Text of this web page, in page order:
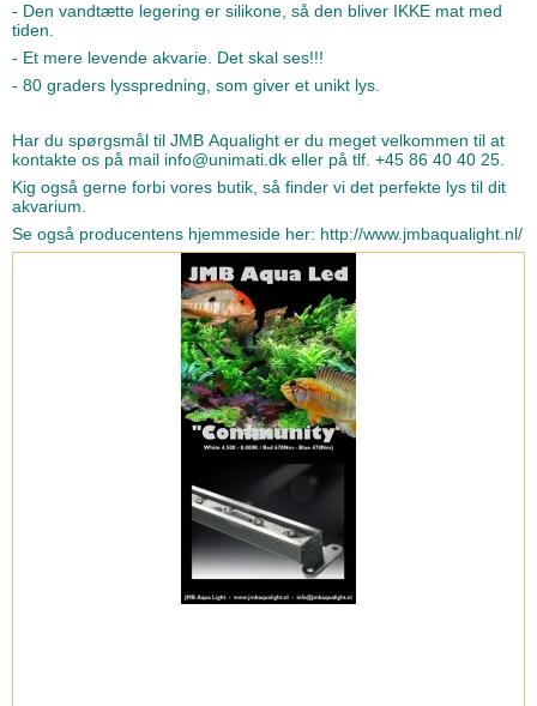
- Den vandtætte legering er silikone, så den bliver IKKE mat med
tiden.
- Et mere levende akvarie. Det skal ses!!!
- 80 graders lysspredning, som giver et unikt lys.
Har du spørgsmål til JMB Aqualight er du meget velkommen til at
kontakte os på mail info@unimati.dk eller på tlf. +45 86 40 40 25.
Kig også gerne forbi vores butik, så finder vi det perfekte lys til dit
akvarium.
Se også producentens hjemmeside her: http://www.jmbaqualight.nl/